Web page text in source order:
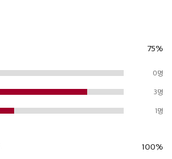
75%
0명
3명
1명
100%